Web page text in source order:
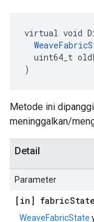
virtual void
uint64_t
)
Metode ini
meninggalkan/
Detail
Parameter
[in] fabricState
WeaveFabricState